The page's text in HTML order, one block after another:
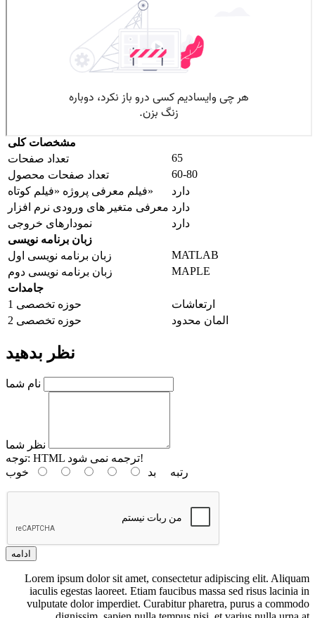
مشخصات کلی
تعداد صفحات
65
تعداد صفحات محصول
60-80
فیلم معرفی پروژه «فیلم کوتاه»
دارد
معرفی متغیر های ورودی نرم افزار دارد
نمودارهای خروجی
دارد
زبان برنامه نویسی
زبان برنامه نویسی اول
MATLAB
زبان برنامه نویسی دوم
MAPLE
جامدات
حوزه تخصصی 1
ارتعاشات
حوزه تخصصی 2
المان محدود
نظر بدهید
نام شما
نظر شما
توجه:
HTML ترجمه نمی شود!
رتبه بد خوب
ادامه
Lorem ipsum dolor sit amet, consectetur adipiscing elit. Aliquam
iaculis egestas laoreet. Etiam faucibus massa sed risus lacinia in
vulputate dolor imperdiet. Curabitur pharetra, purus a commodo